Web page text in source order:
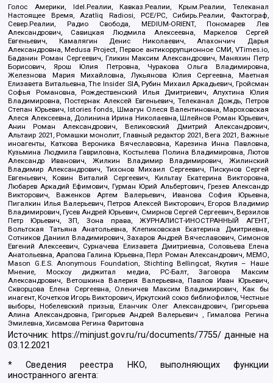
Голос Америки, Idel.Реалии, Кавказ.Реалии, Крым.Реалии, Телеканал
Настоящее Время, Azatliq Radiosi, PCE/PC, Сибирь.Реалии, Фактограф,
Север.Реалии, Радио Свобода, MEDIUM-ORIENT, Пономарев Лев
Александрович, Савицкая Людмила Алексеевна, Маркелов Сергей
Евгеньевич, Камалягин Денис Николаевич, Апахончич Дарья
Александровна, Medusa Project, Первое антикоррупционное СМИ, VTimes.io,
Баданин Роман Сергеевич, Гликин Максим Александрович, Маняхин Петр
Борисович, Ярош Юлия Петровна, Чуракова Ольга Владимировна,
Железнова Мария Михайловна, Лукьянова Юлия Сергеевна, Маетная
Елизавета Витальевна, The Insider SIA, Рубин Михаил Аркадьевич, Гройсман
Софья Романовна, Рождественский Илья Дмитриевич, Апухтина Юлия
Владимировна, Постернак Алексей Евгеньевич, Телеканал Дождь, Петров
Степан Юрьевич, Istories fonds, Шмагун Олеся Валентиновна, Мароховская
Алеся Алексеевна, Долинина Ирина Николаевна, Шлейнов Роман Юрьевич,
Анин Роман Александрович, Великовский Дмитрий Александрович,
Альтаир 2021, Ромашки монолит, Главный редактор 2021, Вега 2021, Важные
иноагенты, Каткова Вероника Вячеславовна, Карезина Инна Павловна,
Кузьмина Людмила Гавриловна, Костылева Полина Владимировна, Лютов
Александр Иванович, Жилкин Владимир Владимирович, Жилинский
Владимир Александрович, Тихонов Михаил Сергеевич, Пискунов Сергей
Евгеньевич, Ковин Виталий Сергеевич, Кильтау Екатерина Викторовна,
Любарев Аркадий Ефимович, Гурман Юрий Альбертович, Грезев Александр
Викторович, Важенков Артем Валерьевич, Иванова София Юрьевна,
Пигалкин Илья Валерьевич, Петров Алексей Викторович, Егоров Владимир
Владимирович, Гусев Андрей Юрьевич, Смирнов Сергей Сергеевич, Верзилов
Петр Юрьевич, ЗП, Зона права, ЖУРНАЛИСТ-ИНОСТРАННЫЙ АГЕНТ,
Вольтская Татьяна Анатольевна, Клепиковская Екатерина Дмитриевна,
Сотников Даниил Владимирович, Захаров Андрей Вячеславович, Симонов
Евгений Алексеевич, Сурначева Елизавета Дмитриевна, Соловьева Елена
Анатольевна, Арапова Галина Юрьевна, Перл Роман Александрович, МЕМО,
Mason G.E.S. Anonymous Foundation, Stichting Bellingcat, Якутия – Наше
Мнение, Москоу диджитал медиа, РС-Балт, Заговора Максим
Александрович, Ветошкина Валерия Валерьевна, Павлов Иван Юрьевич,
Скворцова Елена Сергеевна, Оленичев Максим Владимирович, Как бы
инагент, Кочетков Игорь Викторович, Иркутский союз библиофилов, Честные
выборы, Нобелевский призыв, Еланчик Олег Александрович, Григорьева
Алина Александровна, Григорьев Андрей Валерьевич , Гималова Регина
Эмилевна, Хисамова Регина Фаритовна
Источник: https://minjust.gov.ru/ru/documents/7755/ данные на
03.12.2021
* Сведения реестра НКО, выполняющих функции
иностранного агента: